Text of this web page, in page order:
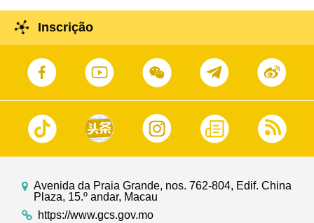
Inscrição
Avenida da Praia Grande, nos. 762-804, Edif. China
Plaza, 15.º andar, Macau
https://www.gcs.gov.mo